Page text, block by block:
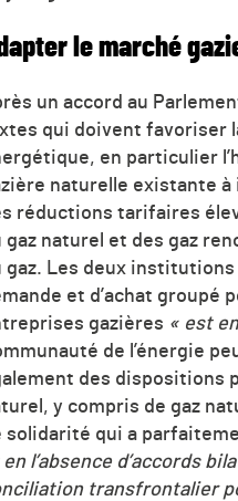
le marché
un accord au
qui doivent favoriser
en particulier
naturelle existante à
réductions tarifaires
gaz naturel et des gaz
gaz. Les deux institutions
et d’achat groupé
gazières « est
de l’énergie
des dispositions
y compris de gaz
solidarité qui a
l’absence d’accords
transfrontalier